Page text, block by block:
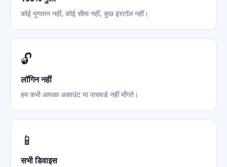
कोई भुगतान नहीं, कोई सीमा नहीं, कुछ इंस्टॉल नहीं।
🔓
लॉगिन नहीं
हम कभी आपका अकाउंट या पासवर्ड नहीं माँगते।
📱
सभी डिवाइस